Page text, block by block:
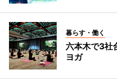
暮らす・働く
六本木で3
ヨガ